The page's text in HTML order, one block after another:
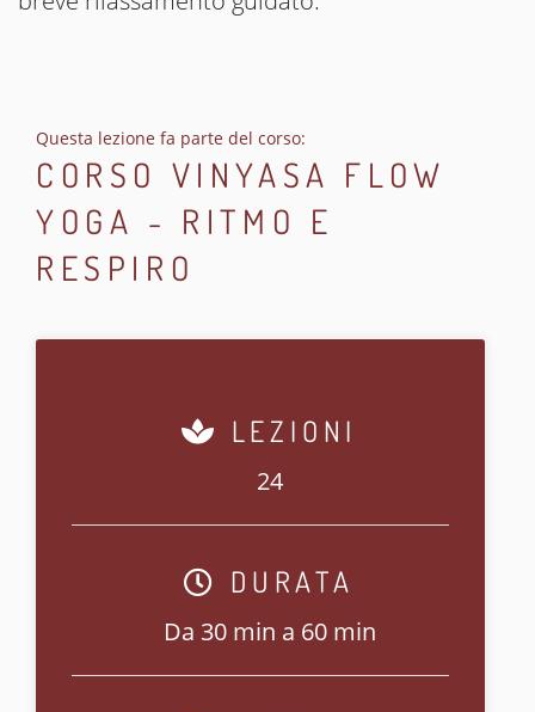
Questa lezione fa parte del corso:
CORSO VINYASA FLOW
YOGA - RITMO E
RESPIRO
LEZIONI
24
DURATA
Da 30 min a 60 min